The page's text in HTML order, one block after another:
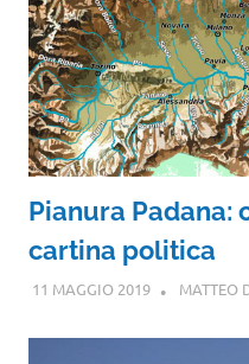
Pianura Padana:
cartina politica
11 MAGGIO 2019 MATTEO